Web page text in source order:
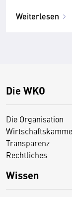
Weiterlesen
Die WKO
Die Organisation
Transparenz
Rechtliches
Wissen